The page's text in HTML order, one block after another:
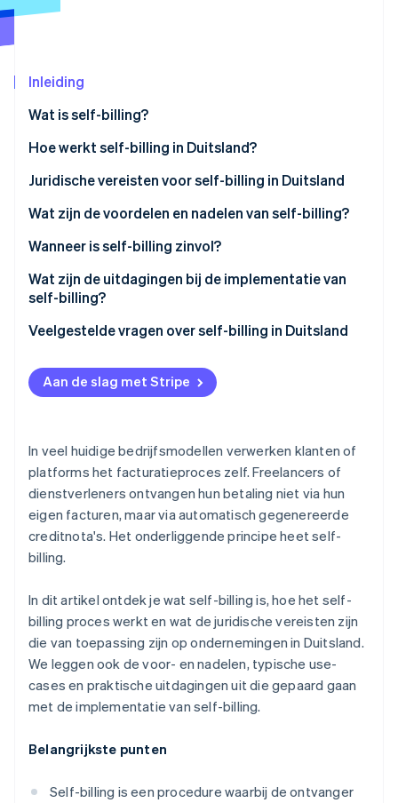
Oprichting van een start-up
Identity
Stripe Sessions 2026
Ontdek hoe Stripe de economische
Nu bekijken
Inleiding
Wat is self-billing?
Facturatie via facturen uitgegeven door de klant
Hoe werkt self-billing in Duitsland?
Juridische vereisten voor self-billing in Duitsland
Voorafgaande overeenkomst
Verplichte informatie
Label ’Creditnota’
Verantwoordelijkheden van elke partij
Bewaar- en documentatievereisten
Wat zijn de voordelen en nadelen van self-billing?
Voordelen van self-billing
Nadelen van self-billing
Wanneer is self-billing zinvol?
Zakelijke langetermijnrelaties met terugkerende
diensten
Op commissie en prestaties gebaseerde
Platformmodellen
Sectoren met nauw geïntegreerde
facturatieprocessen
Wat zijn de uitdagingen bij de implementatie van
self-billing?
Platformgebaseerde verwerking van betalingen met
Veelgestelde vragen over self-billing in Duitsland
Aan de slag met Stripe
In veel huidige bedrijfsmodellen verwerken klanten of
platforms het facturatieproces zelf. Freelancers of
dienstverleners ontvangen hun betaling niet via hun
eigen facturen, maar via automatisch gegenereerde
creditnota's. Het onderliggende principe heet self-
billing.
In dit artikel ontdek je wat self-billing is, hoe het self-
billing proces werkt en wat de juridische vereisten zijn
die van toepassing zijn op ondernemingen in Duitsland.
We leggen ook de voor- en nadelen, typische use-
cases en praktische uitdagingen uit die gepaard gaan
met de implementatie van self-billing.
Belangrijkste punten
Self-billing is een procedure waarbij de ontvanger